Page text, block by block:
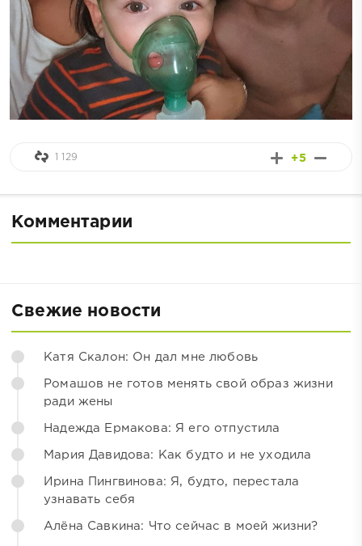
+5
1 129
Комментарии
Свежие новости
Катя Скалон: Он дал мне любовь
Ромашов не готов менять свой образ жизни
ради жены
Надежда Ермакова: Я его отпустила
Мария Давидова: Как будто и не уходила
Ирина Пингвинова: Я, будто, перестала
узнавать себя
Алёна Савкина: Что сейчас в моей жизни?